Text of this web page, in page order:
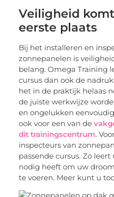
Veiligheid
eerste plaats
Bij het installeren en
zonnepanelen is
belang. Omega Training
cursus dan ook de
het in de praktijk helaas
de juiste werkwijze
en ongelukken
ook voor een van de
dit trainingscentrum.
inspecteurs van
passende cursus. Zo
nodig heeft om uw
te voeren. Meer kunt u